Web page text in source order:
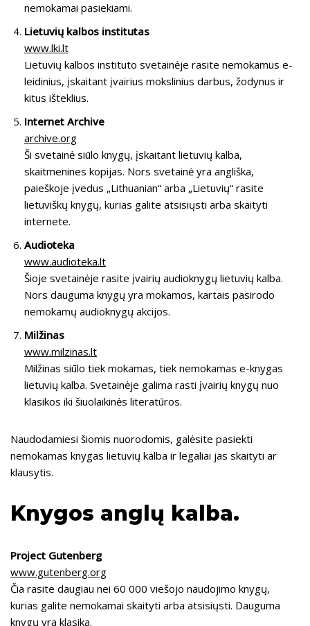
nemokamai pasiekiami.
Lietuvių kalbos institutas
www.lki.lt
Lietuvių kalbos instituto svetainėje rasite nemokamus e-
leidinius, įskaitant įvairius mokslinius darbus, žodynus ir
kitus išteklius.
Internet Archive
archive.org
Ši svetainė siūlo knygų, įskaitant lietuvių kalba,
skaitmenines kopijas. Nors svetainė yra angliška,
paieškoje įvedus „Lithuanian“ arba „Lietuvių“ rasite
lietuviškų knygų, kurias galite atsisiųsti arba skaityti
internete.
Audioteka
www.audioteka.lt
Šioje svetainėje rasite įvairių audioknygų lietuvių kalba.
Nors dauguma knygų yra mokamos, kartais pasirodo
nemokamų audioknygų akcijos.
Milžinas
www.milzinas.lt
Milžinas siūlo tiek mokamas, tiek nemokamas e-knygas
lietuvių kalba. Svetainėje galima rasti įvairių knygų nuo
klasikos iki šiuolaikinės literatūros.
Naudodamiesi šiomis nuorodomis, galėsite pasiekti
nemokamas knygas lietuvių kalba ir legaliai jas skaityti ar
klausytis.
Knygos anglų kalba.
Project Gutenberg
www.gutenberg.org
Čia rasite daugiau nei 60 000 viešojo naudojimo knygų,
kurias galite nemokamai skaityti arba atsisiųsti. Dauguma
knygų yra klasika.